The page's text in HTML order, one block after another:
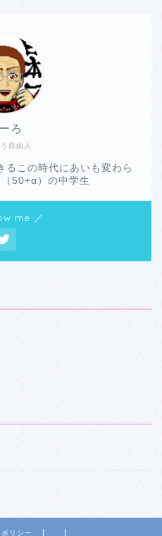
自由人
ろ
るこの時代にあいも変わら
50+α）の中学生
me ／
リシー